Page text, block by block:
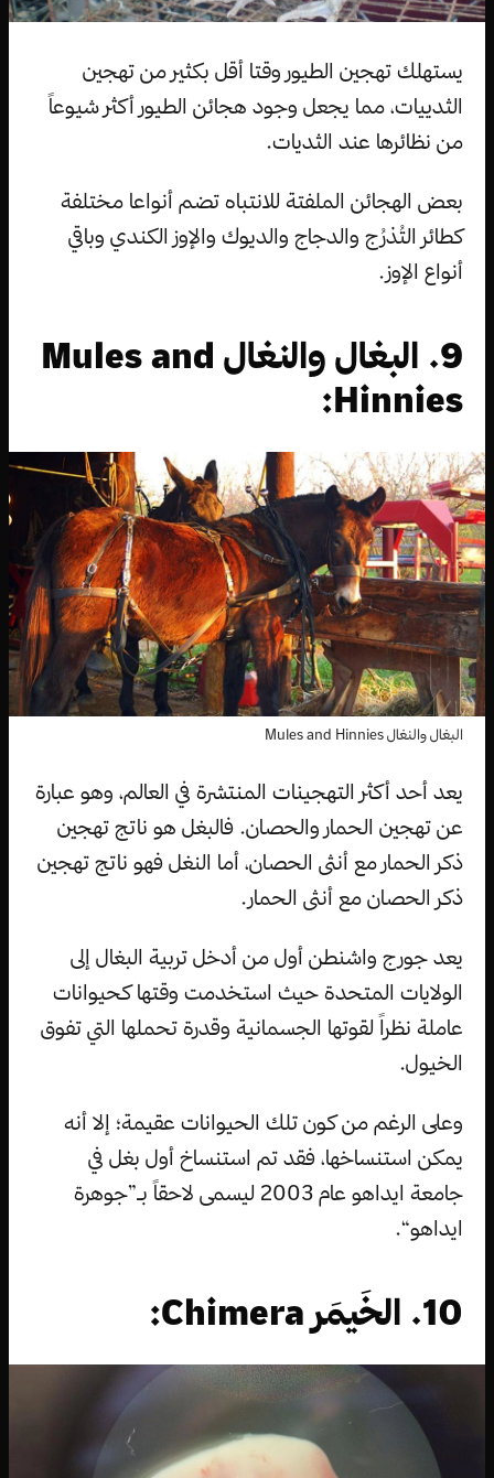
يستهلك تهجين الطيور وقتا أقل بكثير من تهجين
الثدييات، مما يجعل وجود هجائن الطيور أكثر شيوعاً
من نظائرها عند الثديات.
بعض الهجائن الملفتة للانتباه تضم أنواعا مختلفة
كطائر التُذرُج والدجاج والديوك والإوز الكندي وباقي
أنواع الإوز.
9. البغال والنغال Mules and
Hinnies:
البغال والنغال Mules and Hinnies
يعد أحد أكثر التهجينات المنتشرة في العالم، وهو عبارة
عن تهجين الحمار والحصان. فالبغل هو ناتج تهجين
ذكر الحمار مع أنثى الحصان، أما النغل فهو ناتج تهجين
ذكر الحصان مع أنثى الحمار.
يعد جورج واشنطن أول من أدخل تربية البغال إلى
الولايات المتحدة حيث استخدمت وقتها كحيوانات
عاملة نظراً لقوتها الجسمانية وقدرة تحملها التي تفوق
الخيول.
وعلى الرغم من كون تلك الحيوانات عقيمة؛ إلا أنه
يمكن استنساخها، فقد تم استنساخ أول بغل في
جامعة ايداهو عام 2003 ليسمى لاحقاً بـ”جوهرة
ايداهو“.
10. الخَيمَر Chimera: